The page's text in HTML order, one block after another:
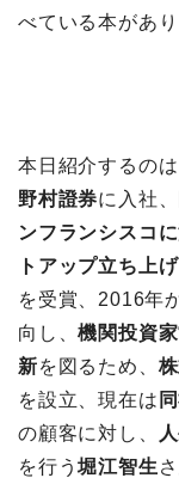
べている本があり
本日紹介するのは
野村證券に入社
ンフランシスコ
トアップ立ち上げ
を受賞、2016年
向し、機関投資
新を図るため、
を設立、現在は
の顧客に対し、
を行う堀江智生